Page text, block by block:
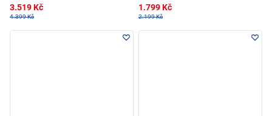
3.519 Kč
4.399 Kč
1.799 Kč
2.199 Kč